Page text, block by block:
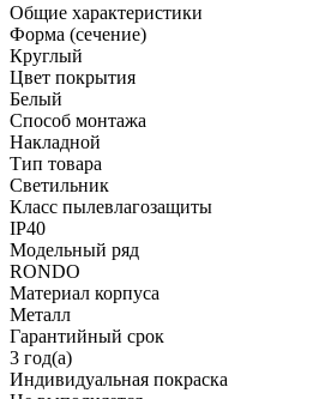
Общие характеристики
Форма (сечение)
Круглый
Цвет покрытия
Белый
Способ монтажа
Накладной
Тип товара
Светильник
Класс пылевлагозащиты
IP40
Модельный ряд
RONDO
Материал корпуса
Металл
Гарантийный срок
3 год(а)
Индивидуальная покраска